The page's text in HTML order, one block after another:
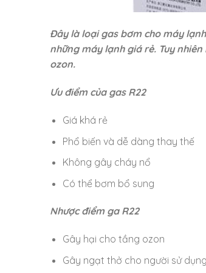
Đây là loại gas bơm cho máy
những máy lạnh giá rẻ. Tuy
ozon.
Ưu điểm của gas R22
Giá khá rẻ
Phổ biến và dễ dàng thay thế
Không gây cháy nổ
Có thể bơm bổ sung
Nhược điểm ga R22
Gây hại cho tầng ozon
Gây ngạt thở cho người sử